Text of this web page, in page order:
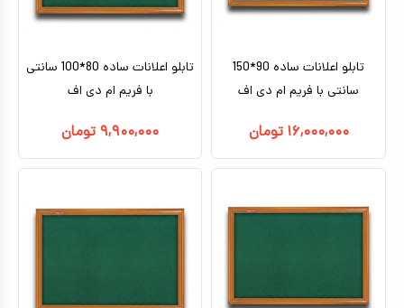
تابلو اعلانات ساده 90*150
سانتی با فریم ام دی اف
۱۶,۰۰۰,۰۰۰ تومان
تابلو اعلانات ساده 80*100 سانتی
با فریم ام دی اف
۹,۹۰۰,۰۰۰ تومان